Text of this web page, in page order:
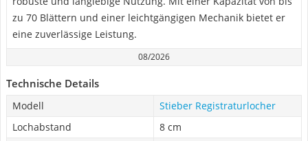
zu 70 Blättern und einer leichtgängigen Mechanik bietet er
eine zuverlässige Leistung.
08/2026
Technische Details
Modell
Stieber Registraturlocher
Lochabstand
8 cm